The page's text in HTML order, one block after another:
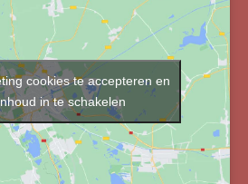
cookies te accepteren en
in te schakelen